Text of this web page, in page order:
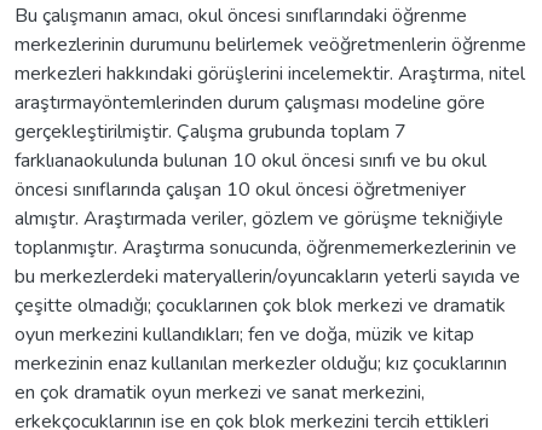
Bu çalışmanın amacı, okul öncesi sınıflarındaki öğrenme
merkezlerinin durumunu belirlemek veöğretmenlerin öğrenme
merkezleri hakkındaki görüşlerini incelemektir. Araştırma, nitel
araştırmayöntemlerinden durum çalışması modeline göre
gerçekleştirilmiştir. Çalışma grubunda toplam 7
farklıanaokulunda bulunan 10 okul öncesi sınıfı ve bu okul
öncesi sınıflarında çalışan 10 okul öncesi öğretmeniyer
almıştır. Araştırmada veriler, gözlem ve görüşme tekniğiyle
toplanmıştır. Araştırma sonucunda, öğrenmemerkezlerinin ve
bu merkezlerdeki materyallerin/oyuncakların yeterli sayıda ve
çeşitte olmadığı; çocuklarınen çok blok merkezi ve dramatik
oyun merkezini kullandıkları; fen ve doğa, müzik ve kitap
merkezinin enaz kullanılan merkezler olduğu; kız çocuklarının
en çok dramatik oyun merkezi ve sanat merkezini,
erkekçocuklarının ise en çok blok merkezini tercih ettikleri